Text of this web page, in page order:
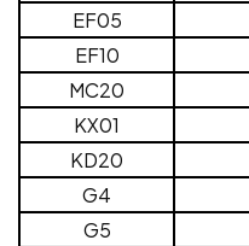
EF05
EF10
MC20
KX01
KD20
G4
G5